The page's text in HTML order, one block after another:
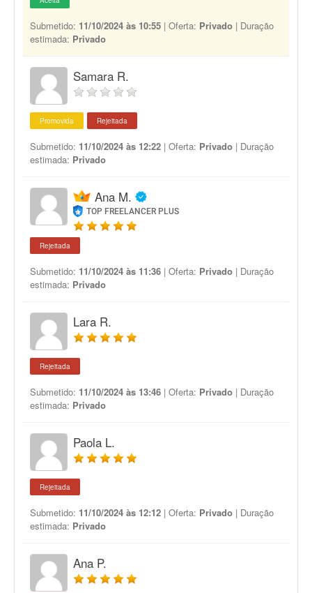
Submetido: 11/10/2024 às 10:55 | Oferta: Privado | Duração
estimada: Privado
Samara R.
Promovida Rejeitada
Submetido: 11/10/2024 às 12:22 | Oferta: Privado | Duração
estimada: Privado
Ana M.
TOP FREELANCER PLUS
Rejeitada
Submetido: 11/10/2024 às 11:36 | Oferta: Privado | Duração
estimada: Privado
Lara R.
Rejeitada
Submetido: 11/10/2024 às 13:46 | Oferta: Privado | Duração
estimada: Privado
Paola L.
Rejeitada
Submetido: 11/10/2024 às 12:12 | Oferta: Privado | Duração
estimada: Privado
Ana P.